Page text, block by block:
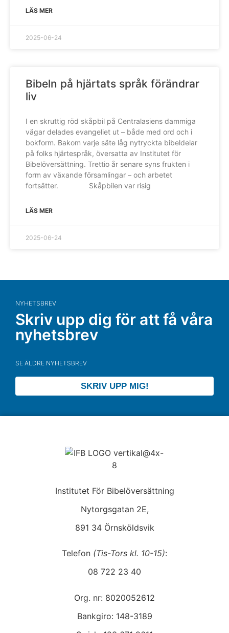
LÄS MER
2025-06-24
Bibeln på hjärtats språk förändrar
liv
I en skruttig röd skåpbil på Centralasiens dammiga
vägar delades evangeliet ut – både med ord och i
bokform. Bakom varje säte låg nytryckta bibeldelar
på folks hjärtespråk, översatta av Institutet för
Bibelöversättning. Trettio år senare syns frukten i
form av växande församlingar – och arbetet
fortsätter. Skåpbilen var risig
LÄS MER
2025-06-24
NYHETSBREV
Skriv upp dig för att få våra
nyhetsbrev
SE ÄLDRE NYHETSBREV
SKRIV UPP MIG!
Institutet För Bibelöversättning
Nytorgsgatan 2E,
891 34 Örnsköldsvik
Telefon (Tis-Tors kl. 10-15):
08 722 23 40
Org. nr: 8020052612
Bankgiro: 148-3189